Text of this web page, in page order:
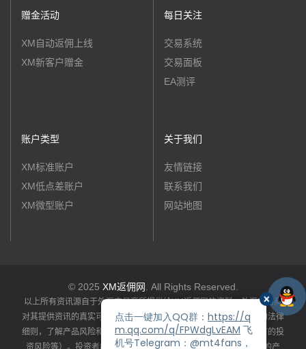
赠金活动
XM自动返佣上线
XM新客户赠金
每日关注
交易系统
交易面板
EA测评
账户类型
XM标准账户
XM低点差账户
XM微型账户
关于我们
友情链接
联系我们
网站地图
© 2025 XM返佣网 . All Rights Reserved.
以上所有资讯源自于外汇交易商所提供给XM返佣网的资料，外汇交易商
对其提供资讯的真实可靠性和完整准确性负责。投资者应详阅产品的法律
细则，了解产品风险和收益特性（包括系统性风险和特定产品所特有的投
资风险等）。投资者应依据自身资产状况、风险承受能力选择适合的产